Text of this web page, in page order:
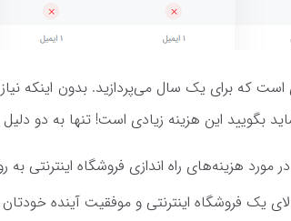
است که برای یک سال می‌پردازید. بدون اینکه
بگویید این هزینه زیادی است! تنها به دو دلیل
مورد هزینه‌های راه اندازی فروشگاه اینترنتی
یک فروشگاه اینترنتی و موفقیت آینده خودتان